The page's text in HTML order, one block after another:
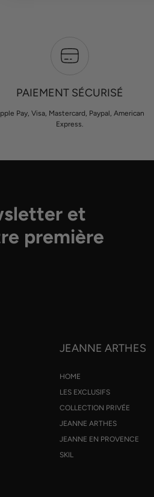
PAIEMENT SÉCURISÉ
Pay, Visa, Mastercard, Paypal, American
Express.
et
première
JEANNE ARTHES
HOME
LES EXCLUSIFS
COLLECTION PRIVÉE
JEANNE ARTHES
JEANNE EN PROVENCE
SKIL